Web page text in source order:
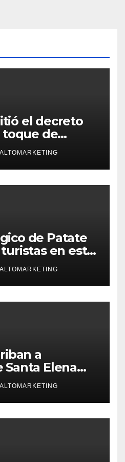
el decreto
toque de
3 de mayo
ALTOMARKETING
de Patate
en este
son sus
ALTOMARKETING
a
Santa Elena
feriado
y
ocupación del
ALTOMARKETING